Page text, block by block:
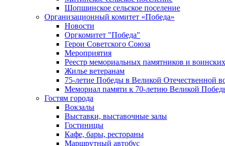
Шопшинское сельское поселение
Организационный комитет «Победа»
Новости
Оргкомитет "Победа"
Герои Советского Союза
Мероприятия
Реестр мемориальных памятников и
Жилье ветеранам
75-летие Победы в Великой Отечественной
Мемориал памяти к 70-летию Великой
Гостям города
Вокзалы
Выставки, выставочные залы
Гостиницы
Кафе, бары, рестораны
Маршрутный автобус